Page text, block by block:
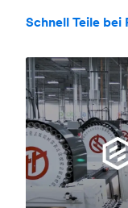
Schnell Teile